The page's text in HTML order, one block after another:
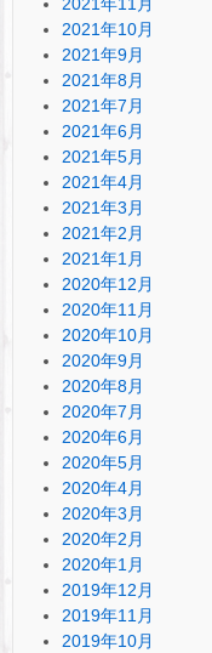
2021年11月
2021年10月
2021年9月
2021年8月
2021年7月
2021年6月
2021年5月
2021年4月
2021年3月
2021年2月
2021年1月
2020年12月
2020年11月
2020年10月
2020年9月
2020年8月
2020年7月
2020年6月
2020年5月
2020年4月
2020年3月
2020年2月
2020年1月
2019年12月
2019年11月
2019年10月